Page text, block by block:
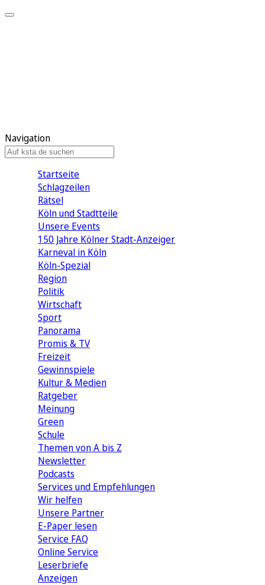
Navigation
Startseite
Schlagzeilen
Rätsel
Köln und Stadtteile
Unsere Events
150 Jahre Kölner Stadt-Anzeiger
Karneval in Köln
Köln-Spezial
Region
Politik
Wirtschaft
Sport
Panorama
Promis & TV
Freizeit
Gewinnspiele
Kultur & Medien
Ratgeber
Meinung
Green
Schule
Themen von A bis Z
Newsletter
Podcasts
Services und Empfehlungen
Wir helfen
Unsere Partner
E-Paper lesen
Service FAQ
Online Service
Leserbriefe
Anzeigen